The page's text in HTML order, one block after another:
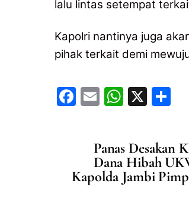
lalu lintas setempat
Kapolri nantinya juga
pihak terkait demi
F
b
E
l
W
s
A
p
X
e
Panas Desakan
Dana Hibah
Kapolda Jambi